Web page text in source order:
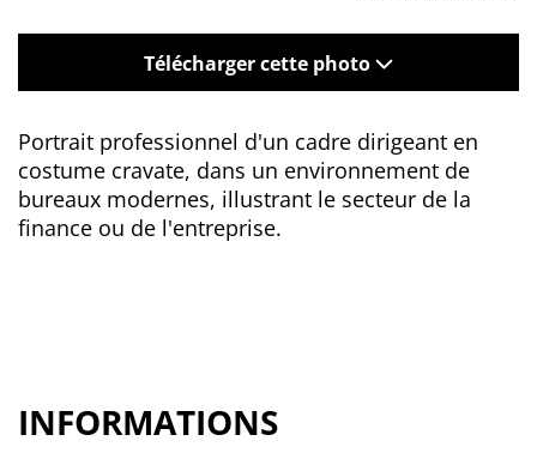
Télécharger cette photo
Portrait professionnel d'un cadre dirigeant en
costume cravate, dans un environnement de
bureaux modernes, illustrant le secteur de la
finance ou de l'entreprise.
INFORMATIONS